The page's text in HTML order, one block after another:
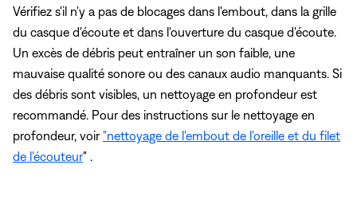
Vérifiez s'il n'y a pas de blocages dans l'embout, dans la grille
du casque d'écoute et dans l'ouverture du casque d'écoute.
Un excès de débris peut entraîner un son faible, une
mauvaise qualité sonore ou des canaux audio manquants. Si
des débris sont visibles, un nettoyage en profondeur est
recommandé. Pour des instructions sur le nettoyage en
profondeur, voir "nettoyage de l'embout de l'oreille et du filet
de l'écouteur" .